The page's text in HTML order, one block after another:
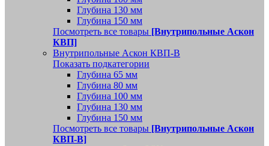
Глубина 130 мм
Глубина 150 мм
Посмотреть все товары [Внутрипольные Аскон
КВП]
Внутрипольные Аскон КВП-В
Показать подкатегории
Глубина 65 мм
Глубина 80 мм
Глубина 100 мм
Глубина 130 мм
Глубина 150 мм
Посмотреть все товары [Внутрипольные Аскон
КВП-В]